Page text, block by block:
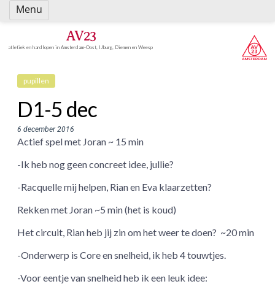
Spring
naar
AV23
atletiek en hardlopen in Amsterdam-Oost, IJburg, Diemen en Weesp
pupillen
D1-5 dec
6 december 2016
Actief spel met Joran ~ 15 min
-Ik heb nog geen concreet idee, jullie?
-Racquelle mij helpen, Rian en Eva klaarzetten?
Rekken met Joran ~5 min (het is koud)
Het circuit, Rian heb jij zin om het weer te doen? ~20 min
-Onderwerp is Core en snelheid, ik heb 4 touwtjes.
-Voor eentje van snelheid heb ik een leuk idee:
Menu